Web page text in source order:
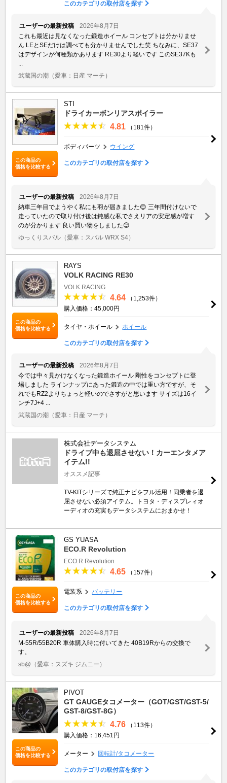
このカテゴリの取付店を探す
ユーザーの最新投稿
2026年8月7日
これも最近は見なくなった鍛造ホイール コンセプトは分かりませ
ん LEとSEだけは調べても分かりませんでした笑 ちなみに、SE37
はデザインが何種類かあります RE30より軽いです このSE37Kも
武蔵国の潮 （愛車：日産 マーチ）
この商品の
価格を比較する
STI
ドライカーボンリアスポイラー
4.81 （181件）
ボディパーツ ウイング
このカテゴリの取付店を探す
ユーザーの最新投稿
2026年8月7日
納車三年目でようやく私にも羽が届きました😊 三年間付けないで
走っていたので取り付け後は鈍感な私でさえリアの安定感が増す
のが分かります 良い買い物をしました😊
ゆっくりスバル （愛車：スバル WRX S4）
この商品の
価格を比較する
RAYS
VOLK RACING RE30
VOLK RACING
4.64
（1,253件）
購入価格：45,000円
タイヤ・ホイール ホイール
このカテゴリの取付店を探す
ユーザーの最新投稿
2026年8月7日
今では中々見かけなくなった鍛造ホイール 剛性をコンセプトに登
場しました ラインナップにあった鍛造の中では重い方ですが、そ
れでもRZ2よりちょっと軽いのでさすがと思います サイズは16イ
ンチ7J+4 ...
武蔵国の潮 （愛車：日産 マーチ）
株式会社データシステム
ドライブ中も退屈させない！カーエンタメア
イテム!!
オススメ記事
TV-KITシリーズで純正ナビをフル活用！同乗者を退
屈させない必須アイテム。トヨタ・ディスプレィオ
ーディオの充実もデータシステムにおまかせ！
この商品の
価格を比較する
GS YUASA
ECO.R Revolution
ECO.R Revolution
4.65 （157件）
電装系 バッテリー
このカテゴリの取付店を探す
ユーザーの最新投稿
2026年8月7日
M-55R/55B20R 車体購入時に付いてきた 40B19Rからの交換で
す。
sb@ （愛車：スズキ ジムニー）
この商品の
価格を比較する
PIVOT
GT GAUGEタコメーター（GOT/GST/GST-5/
GST-8/GST-8G）
4.76
（113件）
購入価格：16,451円
メーター 回転計/タコメーター
このカテゴリの取付店を探す